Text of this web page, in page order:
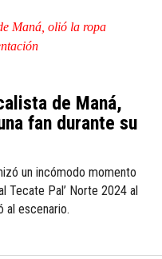
de Maná,
fan durante su
un incómodo momento
Tecate Pal’ Norte 2024 al
al escenario.